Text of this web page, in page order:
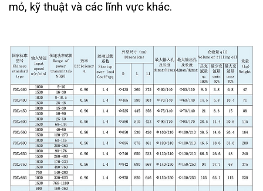
mỏ, kỹ thuật và các lĩnh vực khác.